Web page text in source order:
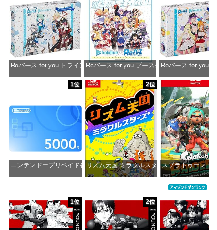
Reバース for you トライアルデッキ ホロライブプロダクション ver.ホロ
価格：¥1,650
Reバース for you ブースターパック ホロライ
価格：¥2,980
Reバース for you
価格：
1位
ニンテンドープリペイド番号 5000円|オンラインコード版
2位
リズム天国 ミラクルスターズ -Switch
スプラトゥーン レ
1位 2位